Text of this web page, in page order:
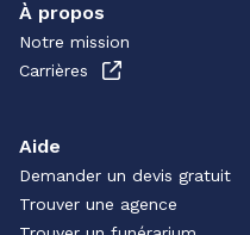
À propos
Notre mission
Carrières
Aide
Demander un devis gratuit
Trouver une agence